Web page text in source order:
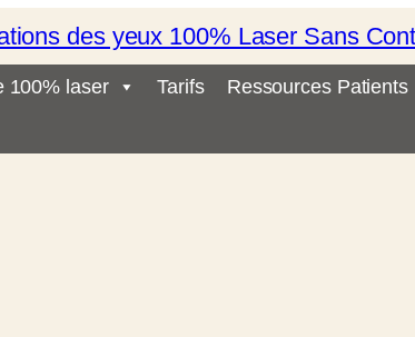
des yeux 100% Laser Sans
100% laser Tarifs Ressources Patients